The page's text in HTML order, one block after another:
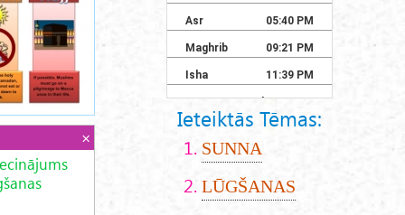
Ieteiktās Tēmas:
SUNNA
LŪGŠANAS